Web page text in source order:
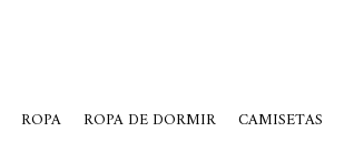
ROPA ROPA DE DORMIR CAMISETAS